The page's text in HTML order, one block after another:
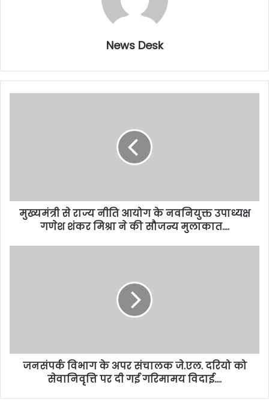
News Desk
मुख्यमंत्री से राज्य नीति आयोग के नवनियुक्त उपाध्यक्ष
गणेश शंकर मिश्रा ने की सौजन्य मुलाकात….
जनसंपर्क विभाग के अपर संचालक जे.एल. दरियो को
सेवानिवृत्ति पर दी गई गरिमामय विदाई….